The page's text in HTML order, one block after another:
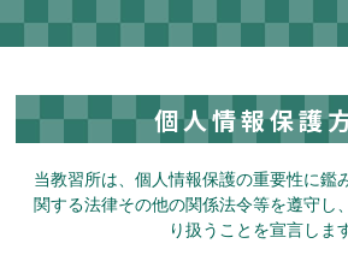
個人情報保護
当教習所は、個人情報保護の重要性に鑑
関する法律その他の関係法令等を遵守し
り扱うことを宣言しま